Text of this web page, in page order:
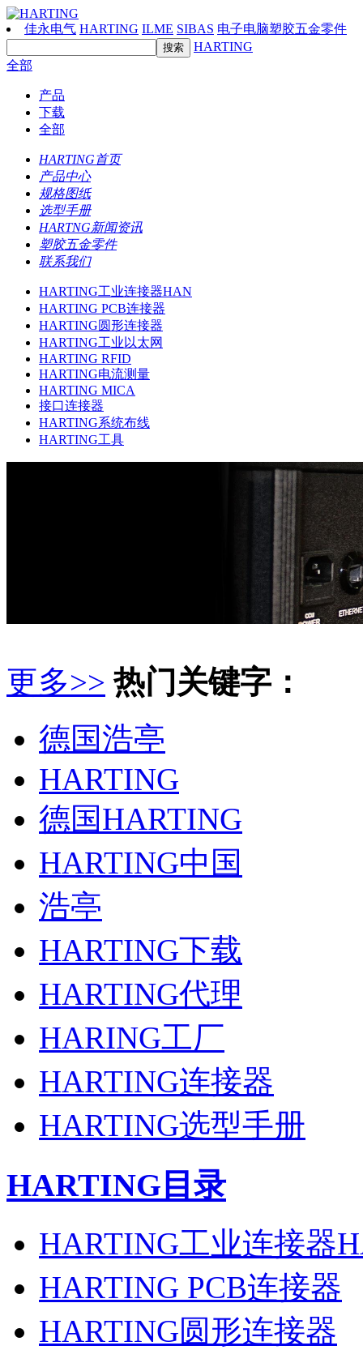
佳永电气 HARTING ILME SIBAS 电子电脑塑胶五金零件
HARTING
全部
产品
下载
全部
HARTING首页
产品中心
规格图纸
选型手册
HARTNG新闻资讯
塑胶五金零件
联系我们
HARTING工业连接器HAN
HARTING PCB连接器
HARTING圆形连接器
HARTING工业以太网
HARTING RFID
HARTING电流测量
HARTING MICA
接口连接器
HARTING系统布线
HARTING工具
更多>> 热门关键字：
德国浩亭
HARTING
德国HARTING
HARTING中国
浩亭
HARTING下载
HARTING代理
HARING工厂
HARTING连接器
HARTING选型手册
HARTING目录
HARTING工业连接器
HARTING PCB连接器
HARTING圆形连接器